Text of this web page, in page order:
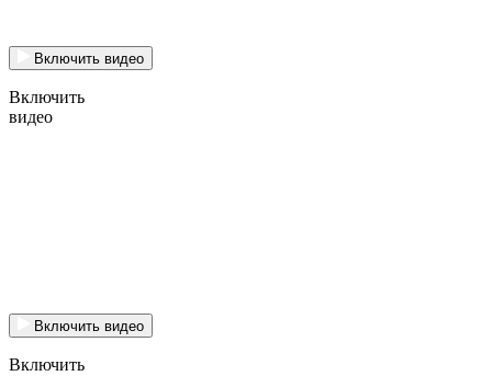
Включить видео
Включить
видео
Включить видео
Включить